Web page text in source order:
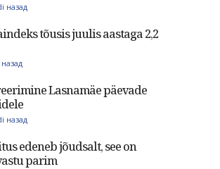
назад
tõusis juulis aastaga 2,2
Lasnamäe päevade
назад
edeneb jõudsalt, see on
parim